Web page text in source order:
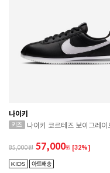
나이키
나이키 코르테즈 보이그레이
85,000 57,000원 [32%]